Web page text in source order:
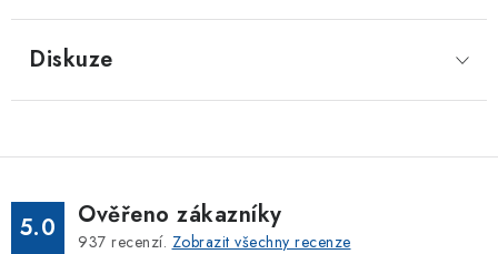
Diskuze
5.0 Ověřeno zákazníky
937 recenzí. Zobrazit všechny recenze